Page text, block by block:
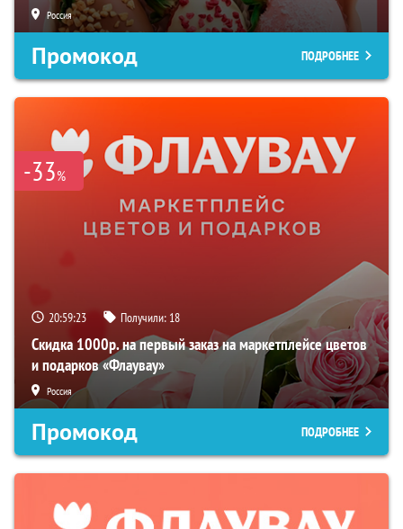
Россия
Промокод ПОДРОБНЕЕ
-33%
20:59:22 Получили: 18
Скидка 1000р. на первый заказ на маркетплейсе цветов
и подарков «Флаувау»
Россия
Промокод ПОДРОБНЕЕ